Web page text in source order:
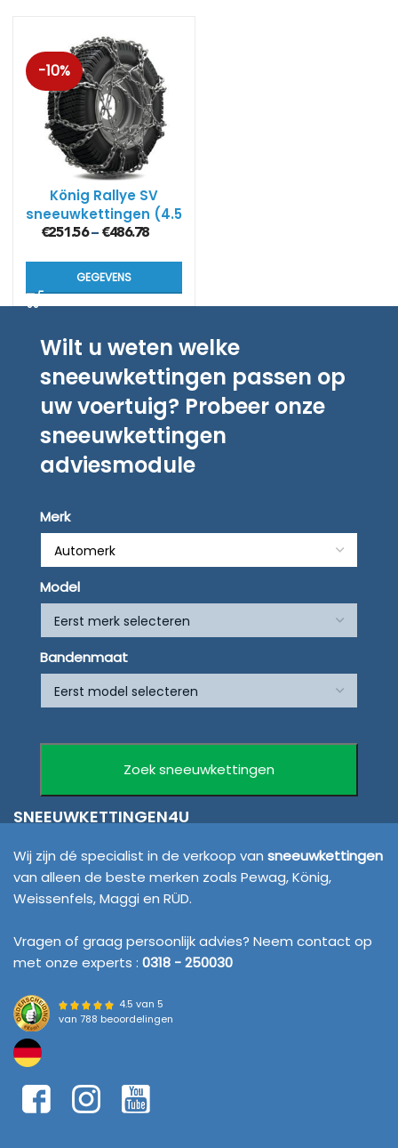
-10%
König Rallye SV
sneeuwkettingen (4.5
mm)
€251.56– €486.78
GEGEVENS
Wilt u weten welke
sneeuwkettingen passen op
uw voertuig? Probeer onze
sneeuwkettingen
adviesmodule
Merk
Model
Bandenmaat
SNEEUWKETTINGEN4U
Wij zijn dé specialist in de verkoop van sneeuwkettingen
van alleen de beste merken zoals Pewag, König,
Weissenfels, Maggi en RÜD.
Vragen of graag persoonlijk advies? Neem contact op
met onze experts : 0318 - 250030
4.5 van 5
van 788 beoordelingen